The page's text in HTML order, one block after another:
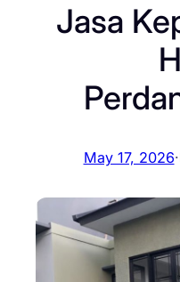
Jasa
May 17, 2026·